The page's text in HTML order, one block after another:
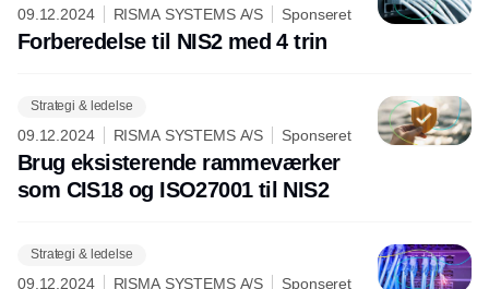
09.12.2024 RISMA SYSTEMS A/S Sponseret
Forberedelse til NIS2 med 4 trin
Strategi & ledelse
09.12.2024 RISMA SYSTEMS A/S Sponseret
Brug eksisterende rammeværker
som CIS18 og ISO27001 til NIS2
Strategi & ledelse
09.12.2024 RISMA SYSTEMS A/S Sponseret